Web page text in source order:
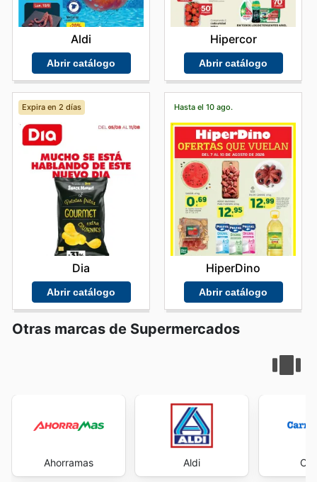
Aldi
Abrir catálogo
Hipercor
Abrir catálogo
Expira en 2 días
Dia
Abrir catálogo
Hasta el 10 ago.
HiperDino
Abrir catálogo
Otras marcas de Supermercados
Ahorramas Aldi